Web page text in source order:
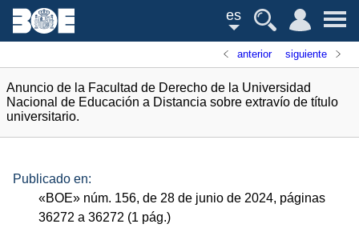
es
anterior siguiente
Anuncio de la Facultad de Derecho de la Universidad
Nacional de Educación a Distancia sobre extravío de título
universitario.
Publicado en:
«BOE» núm. 156, de 28 de junio de 2024, páginas
36272 a 36272 (1 pág.)